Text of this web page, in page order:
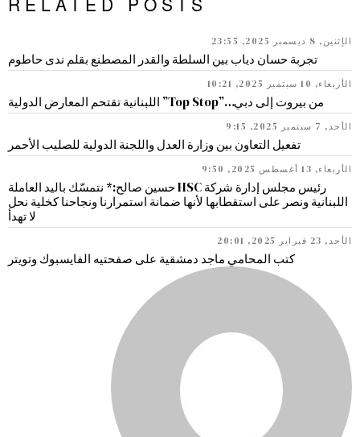
الإثنين, 8 ديسمبر 2025, 23:55
تجربة حسان دياب بين السلطة والقدر المصطنع بقلم ندى حاطوم
الأربعاء, 10 سبتمبر 2025, 10:21
من بيروت إلى دبي…”Top Stop” اللبنانية تقتحم المعارض الدولية
الأحد, 7 سبتمبر 2025, 9:15
تفعيل التعاون بين وزارة العدل واللجنة الدولية للصليب الأحمر
الأربعاء, 13 أغسطس 2025, 9:50
رئيس مجلس إدارة شركة HSC حسين صالح:* نتمسّك باليد العاملة
اللبنانية ونصر على استقطابها لأنها ضمانة استمرارنا ونجاحنا كخلية نحل
لا تهدأ
الأحد, 23 فبراير 2025, 20:01
كتب المحامي ماجد دمشقية على صفحتيه الفايسبوك وتويتر